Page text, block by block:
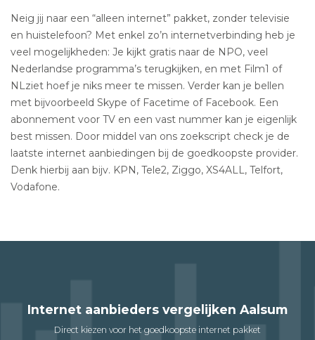
Neig jij naar een “alleen internet” pakket, zonder televisie
en huistelefoon? Met enkel zo’n internetverbinding heb je
veel mogelijkheden: Je kijkt gratis naar de NPO, veel
Nederlandse programma’s terugkijken, en met Film1 of
NLziet hoef je niks meer te missen. Verder kan je bellen
met bijvoorbeeld Skype of Facetime of Facebook. Een
abonnement voor TV en een vast nummer kan je eigenlijk
best missen. Door middel van ons zoekscript check je de
laatste internet aanbiedingen bij de goedkoopste provider.
Denk hierbij aan bijv. KPN, Tele2, Ziggo, XS4ALL, Telfort,
Vodafone.
Internet aanbieders vergelijken Aalsum
Direct kiezen voor het goedkoopste internet pakket